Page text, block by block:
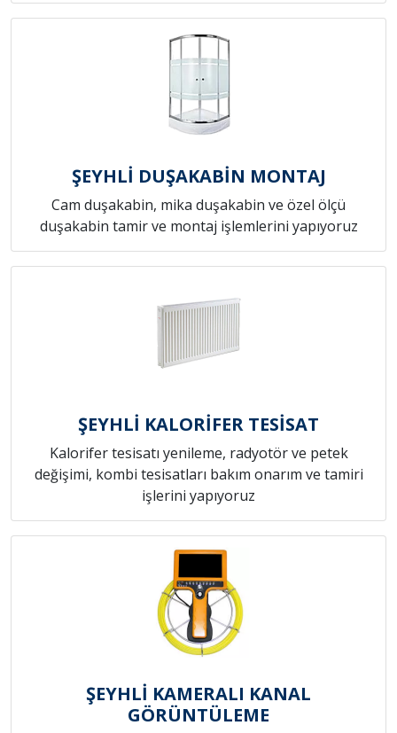
ŞEYHLİ DUŞAKABİN MONTAJ
Cam duşakabin, mika duşakabin ve özel ölçü
duşakabin tamir ve montaj işlemlerini yapıyoruz
ŞEYHLİ KALORİFER TESİSAT
Kalorifer tesisatı yenileme, radyotör ve petek
değişimi, kombi tesisatları bakım onarım ve tamiri
işlerini yapıyoruz
ŞEYHLİ KAMERALI KANAL
GÖRÜNTÜLEME